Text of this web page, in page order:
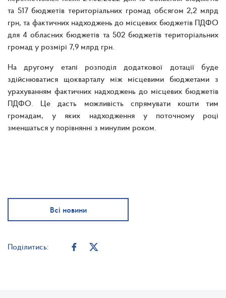
та 517 бюджетів територіальних громад обсягом 2,2 млрд
грн, та фактичних надходжень до місцевих бюджетів ПДФО
для 4 обласних бюджетів та 502 бюджетів територіальних
громад у розмірі 7,9 млрд грн.
На другому етапі розподіл додаткової дотації буде
здійснюватися щокварталу між місцевими бюджетами з
урахуванням фактичних надходжень до місцевих бюджетів
ПДФО. Це дасть можливість спрямувати кошти тим
громадам, у яких надходження у поточному році
зменшаться у порівнянні з минулим роком.
Всі новини
Поділитись: